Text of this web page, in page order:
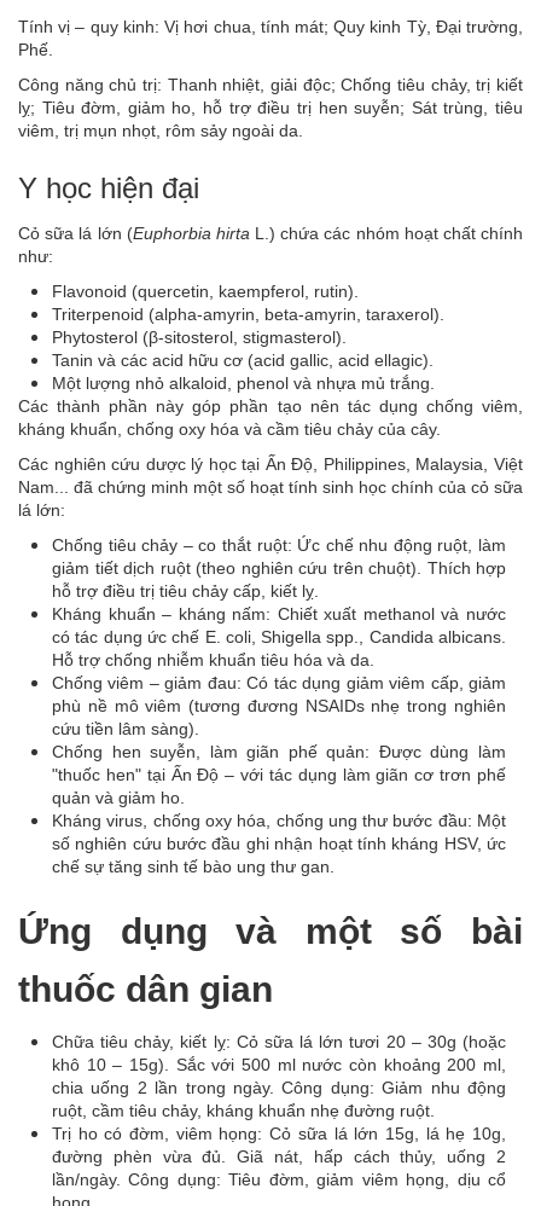
Tính vị – quy kinh: Vị hơi chua, tính mát; Quy kinh Tỳ, Đại trường,
Phế.
Công năng chủ trị: Thanh nhiệt, giải độc; Chống tiêu chảy, trị kiết
lỵ; Tiêu đờm, giảm ho, hỗ trợ điều trị hen suyễn; Sát trùng, tiêu
viêm, trị mụn nhọt, rôm sảy ngoài da.
Y học hiện đại
Cỏ sữa lá lớn (Euphorbia hirtaL.) chứa các nhóm hoạt chất chính
như:
Flavonoid (quercetin, kaempferol, rutin).
Triterpenoid (alpha-amyrin, beta-amyrin, taraxerol).
Phytosterol (β-sitosterol, stigmasterol).
Tanin và các acid hữu cơ (acid gallic, acid ellagic).
Một lượng nhỏ alkaloid, phenol và nhựa mủ trắng.
Các thành phần này góp phần tạo nên tác dụng chống viêm,
kháng khuẩn, chống oxy hóa và cầm tiêu chảy của cây.
Các nghiên cứu dược lý học tại Ấn Độ, Philippines, Malaysia, Việt
Nam... đã chứng minh một số hoạt tính sinh học chính của cỏ sữa
lá lớn:
Chống tiêu chảy – co thắt ruột: Ức chế nhu động ruột, làm
giảm tiết dịch ruột (theo nghiên cứu trên chuột). Thích hợp
hỗ trợ điều trị tiêu chảy cấp, kiết lỵ.
Kháng khuẩn – kháng nấm: Chiết xuất methanol và nước
có tác dụng ức chế E. coli, Shigella spp., Candida albicans.
Hỗ trợ chống nhiễm khuẩn tiêu hóa và da.
Chống viêm – giảm đau: Có tác dụng giảm viêm cấp, giảm
phù nề mô viêm (tương đương NSAIDs nhẹ trong nghiên
cứu tiền lâm sàng).
Chống hen suyễn, làm giãn phế quản: Được dùng làm
"thuốc hen" tại Ấn Độ – với tác dụng làm giãn cơ trơn phế
quản và giảm ho.
Kháng virus, chống oxy hóa, chống ung thư bước đầu: Một
số nghiên cứu bước đầu ghi nhận hoạt tính kháng HSV, ức
chế sự tăng sinh tế bào ung thư gan.
Ứng dụng và một số bài
thuốc dân gian
Chữa tiêu chảy, kiết lỵ: Cỏ sữa lá lớn tươi 20 – 30g (hoặc
khô 10 – 15g). Sắc với 500 ml nước còn khoảng 200 ml,
chia uống 2 lần trong ngày. Công dụng: Giảm nhu động
ruột, cầm tiêu chảy, kháng khuẩn nhẹ đường ruột.
Trị ho có đờm, viêm họng: Cỏ sữa lá lớn 15g, lá hẹ 10g,
đường phèn vừa đủ. Giã nát, hấp cách thủy, uống 2
lần/ngày. Công dụng: Tiêu đờm, giảm viêm họng, dịu cổ